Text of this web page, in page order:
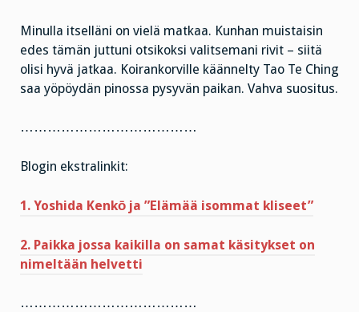
Minulla itselläni on vielä matkaa. Kunhan muistaisin
edes tämän juttuni otsikoksi valitsemani rivit – siitä
olisi hyvä jatkaa. Koirankorville käännelty Tao Te Ching
saa yöpöydän pinossa pysyvän paikan. Vahva suositus.
…………………………………
Blogin ekstralinkit:
1. Yoshida Kenkō ja ”Elämää isommat kliseet”
2. Paikka jossa kaikilla on samat käsitykset on
nimeltään helvetti
…………………………………